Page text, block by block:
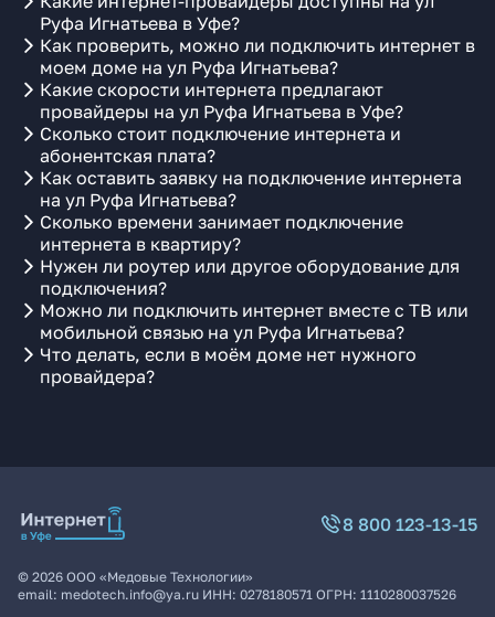
Руфа Игнатьева в Уфе?
Как проверить, можно ли подключить интернет в
моем доме на ул Руфа Игнатьева?
Какие скорости интернета предлагают
провайдеры на ул Руфа Игнатьева в Уфе?
Сколько стоит подключение интернета и
абонентская плата?
Как оставить заявку на подключение интернета
на ул Руфа Игнатьева?
Сколько времени занимает подключение
интернета в квартиру?
Нужен ли роутер или другое оборудование для
подключения?
Можно ли подключить интернет вместе с ТВ или
мобильной связью на ул Руфа Игнатьева?
Что делать, если в моём доме нет нужного
провайдера?
8 800 123-13-15
© 2026 ООО «Медовые Технологии»
email: medotech.info@ya.ru ИНН: 0278180571 ОГРН: 1110280037526